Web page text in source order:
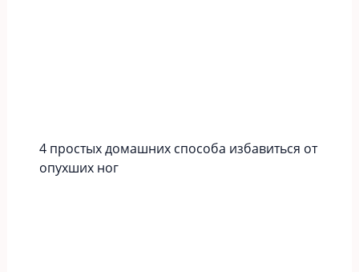
4 простых домашних способа избавиться от
опухших ног